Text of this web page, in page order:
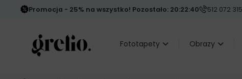
Promocja - 25% na wszystko! Pozostało: 20:22:38 512 072 315
Fototapety Obrazy